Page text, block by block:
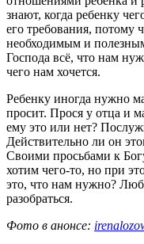
знают, когда ребенку
его требования, потому
необходимым и
Господа всё, что нам
чего нам хочется.
Ребенку иногда нужно
просит. Прося у отца и
ему это или нет?
Действительно ли он
Своими просьбами к
хотим чего-то, но при
это, что нам нужно?
разобраться.
Фото в анонсе: